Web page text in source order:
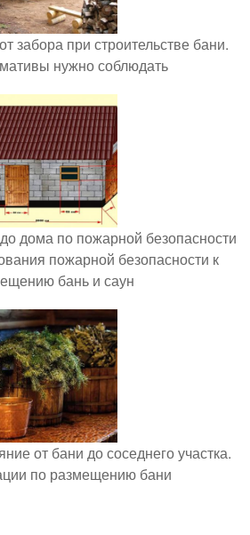
забора при строительстве бани.
нужно соблюдать
дома по пожарной безопасности
пожарной безопасности к
бань и саун
от бани до соседнего участка.
по размещению бани